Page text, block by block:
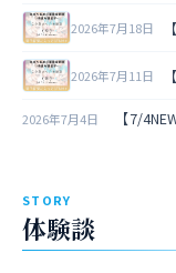
2026年7月18日
2026年7月11日
2026年7月4日 【7/
STORY
体験談